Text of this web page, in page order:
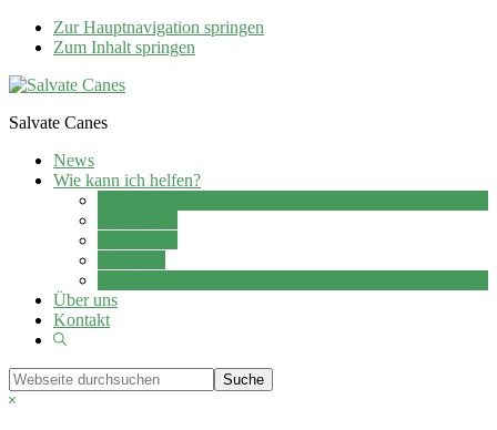
Zur Hauptnavigation springen
Zum Inhalt springen
Salvate Canes
News
Wie kann ich helfen?
Über uns
Kontakt
Show
Webseite
durchsuchen
Hide